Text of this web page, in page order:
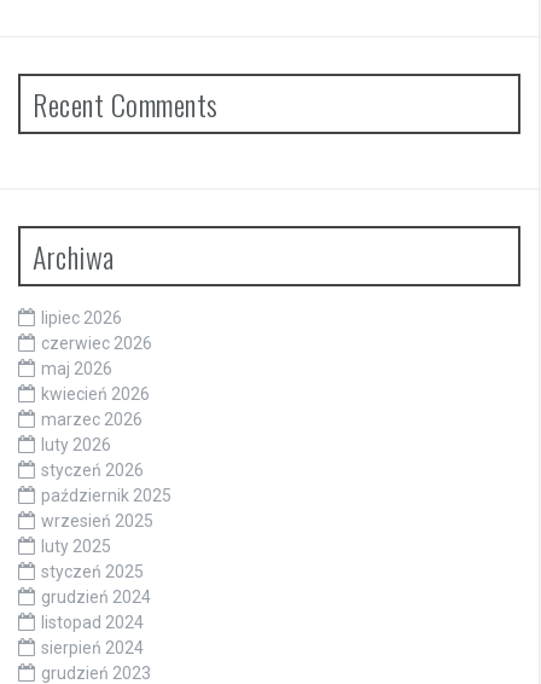
Recent Comments
Archiwa
lipiec 2026
czerwiec 2026
maj 2026
kwiecień 2026
marzec 2026
luty 2026
styczeń 2026
październik 2025
wrzesień 2025
luty 2025
styczeń 2025
grudzień 2024
listopad 2024
sierpień 2024
grudzień 2023